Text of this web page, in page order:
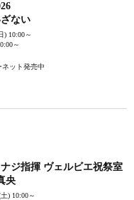
ない
) 10:00～
～
ット発売中
ジ指揮 ヴェルビエ祝祭室
央
) 10:00～